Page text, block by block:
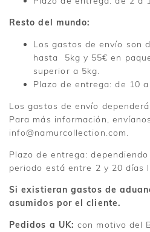
Resto del mundo:
Los gastos de envío son
hasta 5kg y 55€ en
superior a 5kg.
Plazo de entrega: de 10
Los gastos de envío
Para más información,
info@namurcollection.com.
Plazo de entrega:
periodo está entre 2 y 20 días
Si existieran gastos de
asumidos por el cliente.
Pedidos a UK:con motivo del